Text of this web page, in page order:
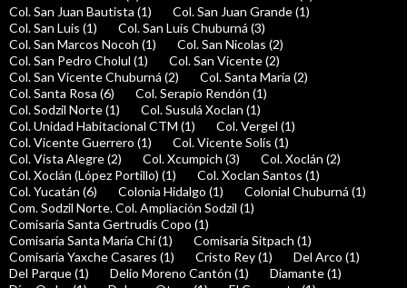
Col. San Juan Bautista (1)
Col. San Juan Grande (1)
Col. San Luis (1)
Col. San Luis Chuburná (3)
Col. San Marcos Nocoh (1)
Col. San Nicolas (2)
Col. San Pedro Cholul (1)
Col. San Vicente (2)
Col. San Vicente Chuburná (2)
Col. Santa María (2)
Col. Santa Rosa (6)
Col. Serapio Rendón (1)
Col. Sodzil Norte (1)
Col. Susulá Xoclan (1)
Col. Unidad Habitacional CTM (1)
Col. Vergel (1)
Col. Vicente Guerrero (1)
Col. Vicente Solís (1)
Col. Vista Alegre (2)
Col. Xcumpich (3)
Col. Xoclán (2)
Col. Xoclán (López Portillo) (1)
Col. Xoclan Santos (1)
Col. Yucatán (6)
Colonia Hidalgo (1)
Colonial Chuburná (1)
Com. Sodzil Norte. Col. Ampliación Sodzil (1)
Comisaría Santa Gertrudis Copo (1)
Comisaría Santa María Chí (1)
Comisaría Sitpach (1)
Comisaría Yaxche Casares (1)
Cristo Rey (1)
Del Arco (1)
Del Parque (1)
Delio Moreno Cantón (1)
Diamante (1)